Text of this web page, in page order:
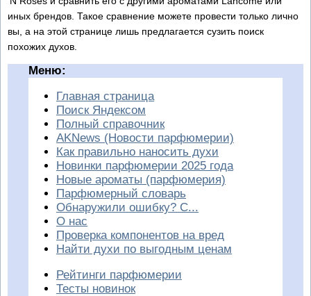
иных брендов. Такое сравнение можете провести только лично
вы, а на этой странице лишь предлагается сузить поиск
похожих духов.
Меню:
Главная страница
Поиск Яндексом
Полный справочник
AKNews (Новости парфюмерии)
Как правильно наносить духи
Новинки парфюмерии 2025 года
Новые ароматы (парфюмерия)
Парфюмерный словарь
Обнаружили ошибку? С...
О нас
Проверка компонентов на вред
Найти духи по выгодным ценам
Рейтинги парфюмерии
Тесты новинок